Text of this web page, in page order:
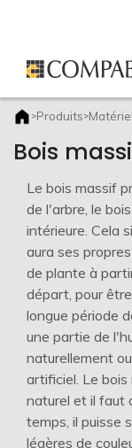
>Produits>
Bois
Le bois massif
de l'arbre, le
intérieure. Cela
aura ses
de plante à
départ, pour
longue période
une partie de
naturellement
artificiel. Le
naturel et il faut
temps, il puisse
légères de